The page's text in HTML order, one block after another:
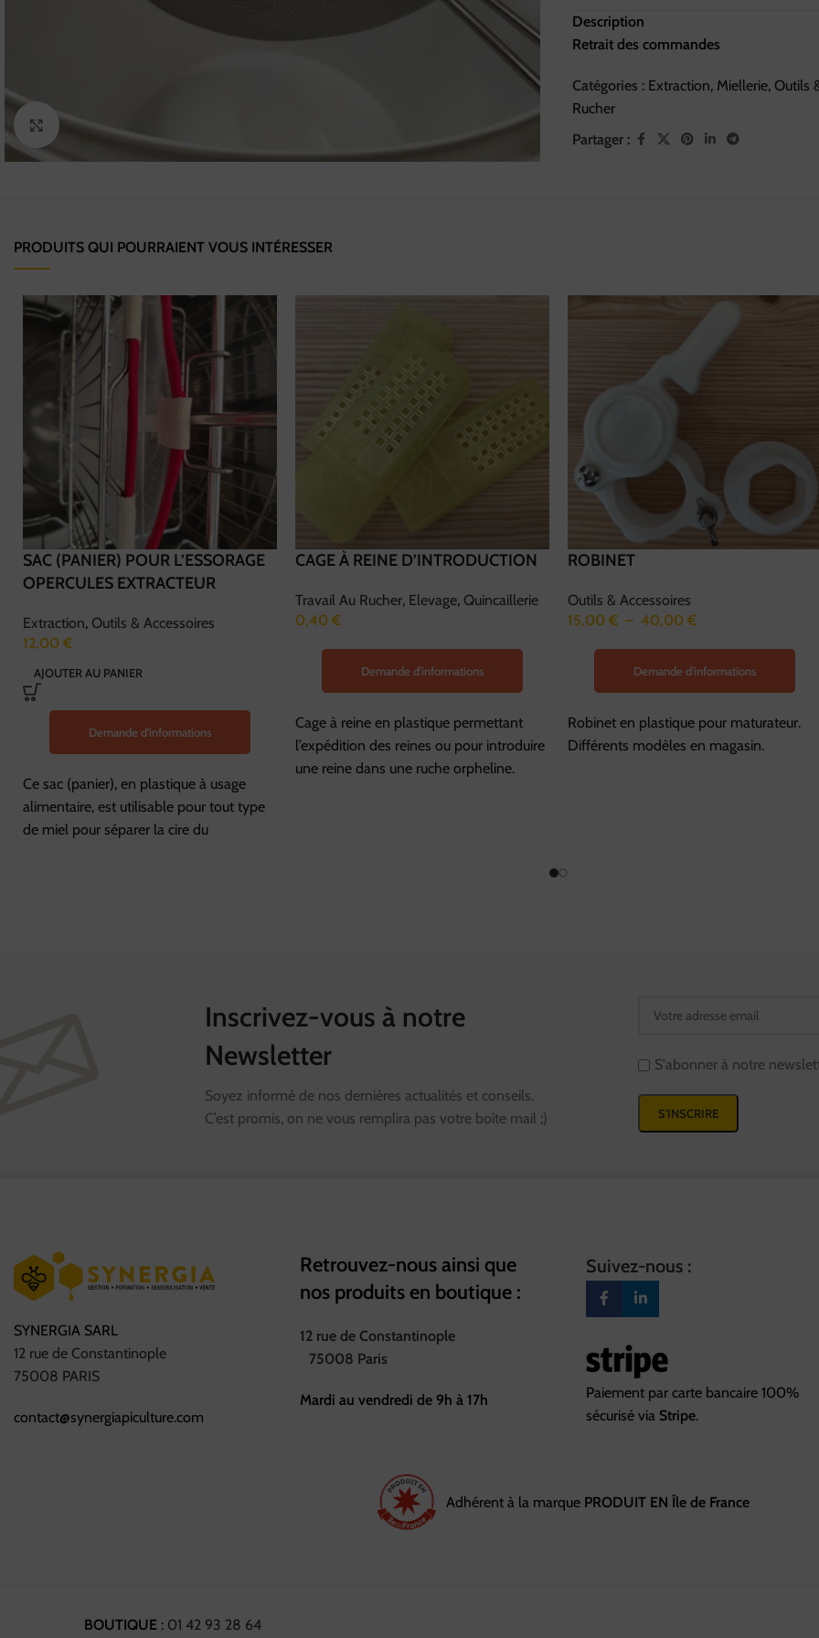
Cliquez pour agrandir
Description
Retrait des commandes
Catégories : Extraction, Miellerie, Outils
Rucher
Partager :
PRODUITS QUI POURRAIENT VOUS INTÉRESSER
SAC (PANIER) POUR L’ESSORAGE
OPERCULES EXTRACTEUR
Extraction, Outils & Accessoires
12,00 €
AJOUTER AU PANIER
Demande d'informations
Ce sac (panier), en plastique à usage
alimentaire, est utilisable pour tout type
de miel pour séparer la cire du
CAGE À REINE D’INTRODUCTION
Travail Au Rucher, Elevage, Quincaillerie
0,40 €
Demande d'informations
Cage à reine en plastique permettant
l’expédition des reines ou pour introduire
une reine dans une ruche orpheline.
ROBINET
Outils & Accessoires
15,00 € – 40,00 €
Demande d'informations
Robinet en plastique pour maturateur.
Différents modèles en magasin.
Inscrivez-vous à notre
Newsletter
Soyez informé de nos dernières actualités et conseils.
C’est promis, on ne vous remplira pas votre boîte mail ;)
S'abonner à notre
SYNERGIA SARL
12 rue de Constantinople
75008 PARIS
contact@synergiapiculture.com
Retrouvez-nous ainsi que
nos produits en boutique :
12 rue de Constantinople
75008 Paris
Mardi au vendredi de 9h à 17h
Suivez-nous :
Paiement par carte bancaire 100%
sécurisé via Stripe.
Adhérent à la marque PRODUIT EN Île de France
BOUTIQUE : 01 42 93 28 64